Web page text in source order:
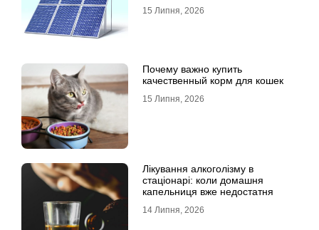
15 Липня, 2026
Почему важно купить
качественный корм для кошек
15 Липня, 2026
Лікування алкоголізму в
стаціонарі: коли домашня
капельниця вже недостатня
14 Липня, 2026